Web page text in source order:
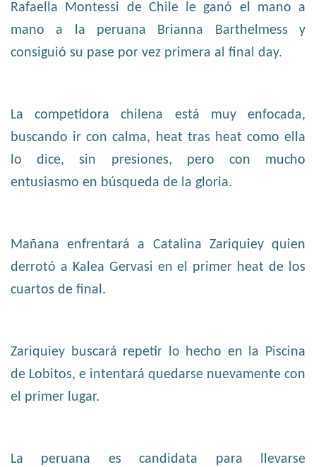
Rafaella Montessi de Chile le ganó el mano a
mano a la peruana Brianna Barthelmess y
consiguió su pase por vez primera al final day.
La competidora chilena está muy enfocada,
buscando ir con calma, heat tras heat como ella
lo dice, sin presiones, pero con mucho
entusiasmo en búsqueda de la gloria.
Mañana enfrentará a Catalina Zariquiey quien
derrotó a Kalea Gervasi en el primer heat de los
cuartos de final.
Zariquiey buscará repetir lo hecho en la Piscina
de Lobitos, e intentará quedarse nuevamente con
el primer lugar.
La peruana es candidata para llevarse